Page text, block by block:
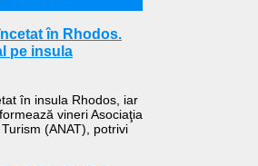
în Rhodos.
pe insula
în insula Rhodos, iar
vineri Asociaţia
(ANAT), potrivi